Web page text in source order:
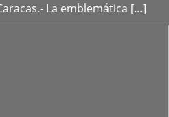
La emblemática […]